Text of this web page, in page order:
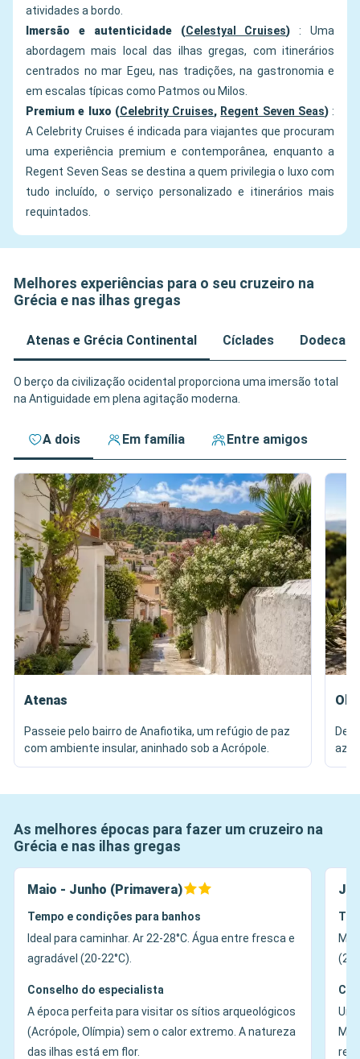
atividades a bordo.
Imersão e autenticidade (Celestyal Cruises) : Uma
abordagem mais local das ilhas gregas, com itinerários
centrados no mar Egeu, nas tradições, na gastronomia e
em escalas típicas como Patmos ou Milos.
Premium e luxo (Celebrity Cruises, Regent Seven Seas):
A Celebrity Cruises é indicada para viajantes que procuram
uma experiência premium e contemporânea, enquanto a
Regent Seven Seas se destina a quem privilegia o luxo com
tudo incluído, o serviço personalizado e itinerários mais
requintados.
Melhores experiências para o seu cruzeiro na
Grécia e nas ilhas gregas
Atenas e Grécia Continental Cíclades
O berço da civilização ocidental proporciona uma imersão total
na Antiguidade em plena agitação moderna.
A dois Em família Entre amigos
Atenas
Passeie pelo bairro de Anafiotika, um refúgio de paz
com ambiente insular, aninhado sob a Acrópole.
As melhores épocas para fazer um cruzeiro na
Grécia e nas ilhas gregas
Maio - Junho (Primavera)
Tempo e condições para banhos
Ideal para caminhar. Ar 22-28°C. Água entre fresca e
agradável (20-22°C).
Conselho do especialista
A época perfeita para visitar os sítios arqueológicos
(Acrópole, Olímpia) sem o calor extremo. A natureza
das ilhas está em flor.
Um